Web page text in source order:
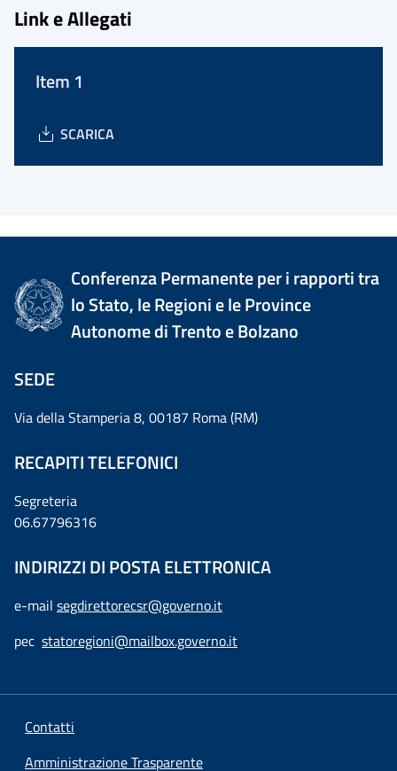
Link e Allegati
Item 1
SCARICA
Conferenza Permanente per i rapporti tra
lo Stato, le Regioni e le Province
Autonome di Trento e Bolzano
SEDE
Via della Stamperia 8, 00187 Roma (RM)
RECAPITI TELEFONICI
Segreteria
06.67796316
INDIRIZZI DI POSTA ELETTRONICA
e-mail segdirettorecsr@governo.it
pec statoregioni@mailbox.governo.it
Contatti
Amministrazione Trasparente